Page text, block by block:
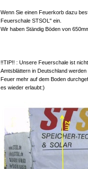
Wenn Sie einen Feuerkorb dazu
Feuerschale STSOL" ein.
Wir haben Ständig Böden von
!!TIP!! : Unsere Feuerschale ist
Amtsblättern in Deutschland
Feuer mehr auf dem Boden
es wieder erlaubt:)